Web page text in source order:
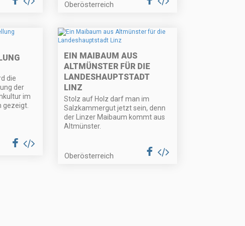
Oberösterreich
die
der
im
gezeigt.
EIN MAIBAUM AUS
ALTMÜNSTER FÜR DIE
LANDESHAUPTSTADT
LINZ
Stolz auf Holz darf man im
Salzkammergut jetzt sein, denn
der Linzer Maibaum kommt aus
Altmünster.
Oberösterreich